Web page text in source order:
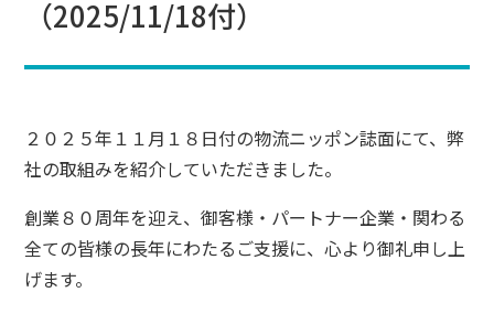
（2025/11/18付）
２０２５年１１月１８日付の物流ニッポン誌面にて、弊
社の取組みを紹介していただきました。
創業８０周年を迎え、御客様・パートナー企業・関わる
全ての皆様の長年にわたるご支援に、心より御礼申し上
げます。